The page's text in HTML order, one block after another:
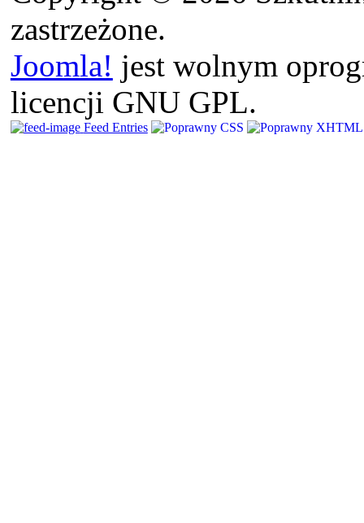
zastrzeżone.
Joomla! jest wolnym
licencji GNU GPL.
Feed Entries